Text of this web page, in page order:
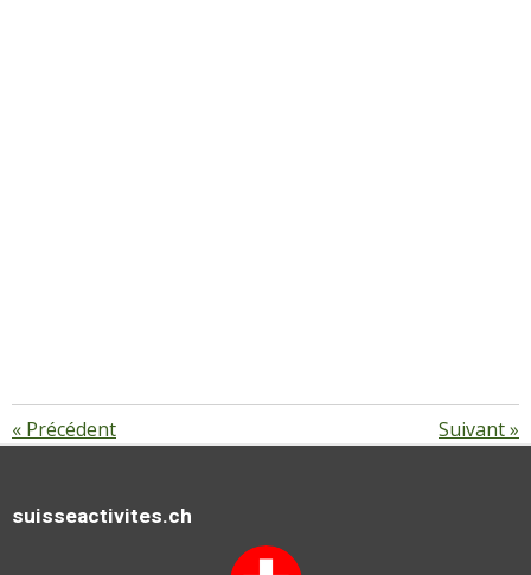
« Précédent Suivant»
suisseactivites.ch